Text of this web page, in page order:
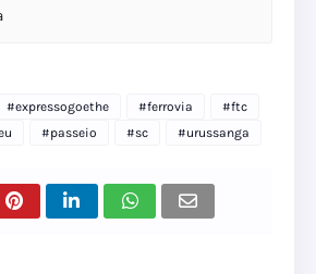
#expressogoethe #ferrovia
#ftc
#passeio #sc #urussanga